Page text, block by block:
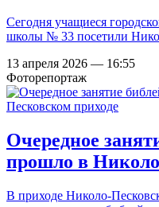
Сегодня учащиеся
школы № 33 посетили
13 апреля 2026 — 16:55
Фоторепортаж
Очередное
прошло в
В приходе Николо-